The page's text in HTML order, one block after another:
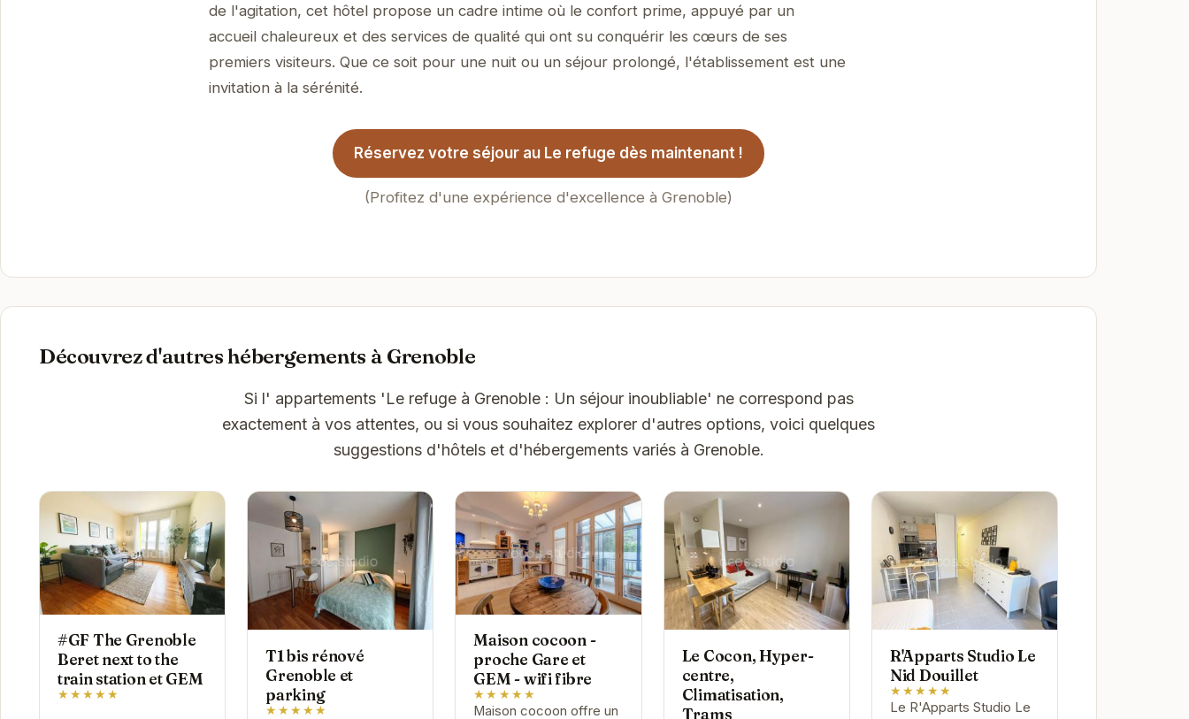
de l'agitation, cet hôtel propose un cadre intime où le confort prime, appuyé par un
accueil chaleureux et des services de qualité qui ont su conquérir les cœurs de ses
premiers visiteurs. Que ce soit pour une nuit ou un séjour prolongé, l'établissement est une
invitation à la sérénité.
Réservez votre séjour au Le refuge dès maintenant !
(Profitez d'une expérience d'excellence à Grenoble)
Découvrez d'autres hébergements à Grenoble
Si l' appartements 'Le refuge à Grenoble : Un séjour inoubliable' ne correspond pas
exactement à vos attentes, ou si vous souhaitez explorer d'autres options, voici quelques
suggestions d'hôtels et d'hébergements variés à Grenoble.
#GF The Grenoble
Beret next to the
train station et GEM
★★★★★
T1 bis rénové
Grenoble et
parking
★★★★★
Maison cocoon -
proche Gare et
GEM - wifi fibre
★★★★★
Maison cocoon offre un
Le Cocon, Hyper-
centre,
Climatisation,
Trams
R'Apparts Studio Le
Nid Douillet
★★★★★
Le R'Apparts Studio Le